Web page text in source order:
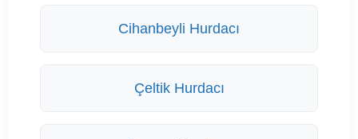
Cihanbeyli Hurdacı
Çeltik Hurdacı